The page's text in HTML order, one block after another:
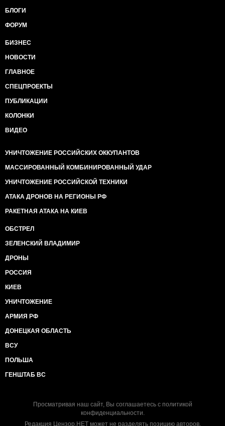
БЛОГИ
ФОРУМ
БИЗНЕС
НОВОСТИ
ГЛАВНОЕ
СПЕЦПРОЕКТЫ
ПУБЛИКАЦИИ
КОЛОНКИ
ВИДЕО
УНИЧТОЖЕНИЕ РОССИЙСКИХ ОККУПАНТОВ
МАССИРОВАННЫЙ КОМБИНИРОВАННЫЙ УДАР
УНИЧТОЖЕНИЕ РОССИЙСКОЙ ТЕХНИКИ
АТАКА ДРОНОВ НА РЕГИОНЫ РФ
РАКЕТНАЯ АТАКА НА КИЕВ
ОБСТРЕЛ
ЗЕЛЕНСКИЙ ВЛАДИМИР
ДРОНЫ
РОССИЯ
КИЕВ
УНИЧТОЖЕНИЕ
АРМИЯ РФ
ДОНЕЦКАЯ ОБЛАСТЬ
ВСУ
ПОЛЬША
ГЕНШТАБ ВС
Просматривая наш сайт, Вы соглашаетесь с политикой
конфиденциальности.
Редакция Цензор.НЕТ может не разделять позицию авторов.